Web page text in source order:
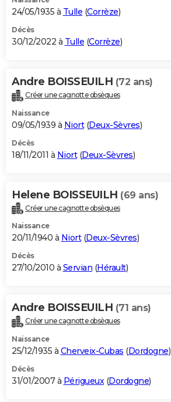
24/05/1935 à Tulle (Corrèze)
Décès
30/12/2022 à Tulle (Corrèze)
Andre BOISSEUILH (72 ans)
Créer une cagnotte obsèques
Naissance
09/05/1939 à Niort(Deux-Sèvres)
Décès
18/11/2011 à Niort(Deux-Sèvres)
Helene BOISSEUILH (69 ans)
Créer une cagnotte obsèques
Naissance
20/11/1940 à Niort(Deux-Sèvres)
Décès
27/10/2010 à Servian (Hérault)
Andre BOISSEUILH (71 ans)
Créer une cagnotte obsèques
Naissance
25/12/1935 à Cherveix-Cubas (Dordogne)
Décès
31/01/2007 à Périgueux(Dordogne)